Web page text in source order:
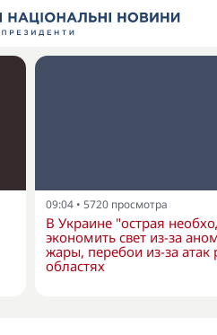
09:04 • 5720 просмотра
В Украине "острая
экономить свет из-за
жары, перебои из-за атак
областях